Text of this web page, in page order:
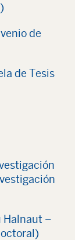
de
de Tesis
Halnaut –